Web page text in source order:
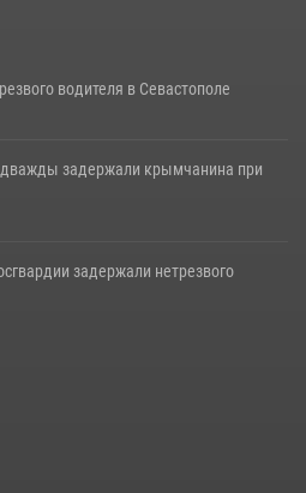
водителя в Севастополе
задержали крымчанина при
задержали нетрезвого